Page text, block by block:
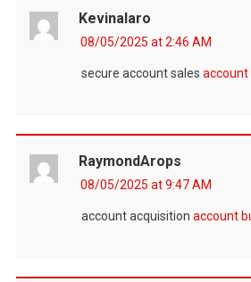
Kevinalaro
08/05/2025 at 2:46 AM
secure account sales account
RaymondArops
08/05/2025 at 9:47 AM
account acquisition account